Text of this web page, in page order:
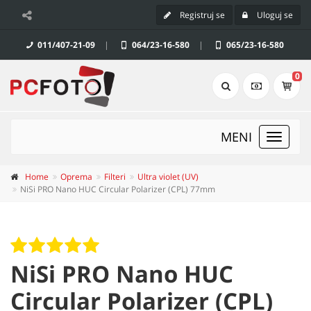
Registruj se Uloguj se
011/407-21-09 | 064/23-16-580 | 065/23-16-580
0
Toggle
MENI
Home Oprema Filteri
Ultra violet (UV)
NiSi PRO Nano HUC Circular Polarizer (CPL) 77mm
NiSi PRO Nano HUC
Circular Polarizer (CPL)